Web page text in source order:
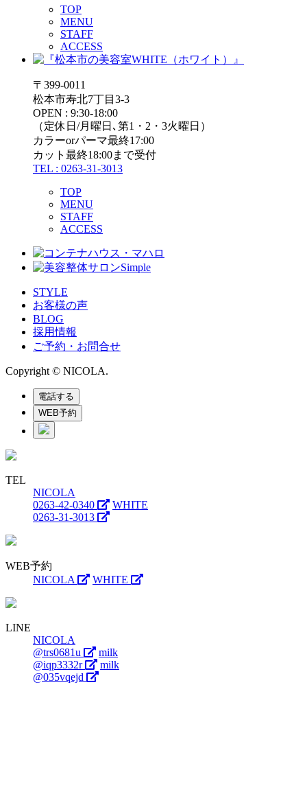
TOP
MENU
STAFF
ACCESS
〒399-0011
松本市寿北7丁目3-3
OPEN : 9:30-18:00
（定休日/月曜日､第1・2・3火曜日）
カラーorパーマ最終17:00
カット最終18:00まで受付
TEL : 0263-31-3013
TOP
MENU
STAFF
ACCESS
STYLE
お客様の声
BLOG
採用情報
ご予約・お問合せ
Copyright © NICOLA.
電話する
WEB予約
TEL
NICOLA
0263-42-0340
WHITE
0263-31-3013
WEB予約
NICOLA
WHITE
LINE
NICOLA
@trs0681u
milk
@iqp3332r
milk
@035vqejd